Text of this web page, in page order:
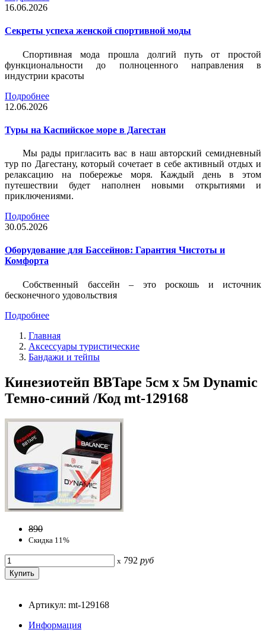
16.06.2026
Секреты успеха женской спортивной моды
Спортивная мода прошла долгий путь от простой
функциональности до полноценного направления в
индустрии красоты
Подробнее
12.06.2026
Туры на Каспийское море в Дагестан
Мы рады пригласить вас в наш авторский семидневный
тур по Дагестану, который сочетает в себе активный отдых и
релаксацию на побережье моря. Каждый день в этом
путешествии будет наполнен новыми открытиями и
приключениями.
Подробнее
30.05.2026
Оборудование для Бассейнов: Гарантия Чистоты и
Комфорта
Собственный бассейн – это роскошь и источник
бесконечного удовольствия
Подробнее
Главная
Аксессуары туристические
Бандажи и тейпы
Кинезиотейп BBTape 5см x 5м Dynamic
Темно-синий /Код mt-129168
890
Скидка 11%
x 792 руб
Артикул: mt-129168
Информация